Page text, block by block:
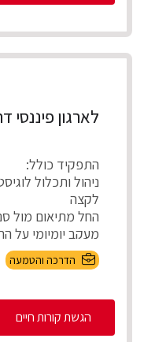
לארגון
התפקיד כולל:
ניהול ותכלול
לקצה
החל מתיאום מול
מעקב יומיומי על
...
הדרכה והטמעה
הגשת קורות חיים